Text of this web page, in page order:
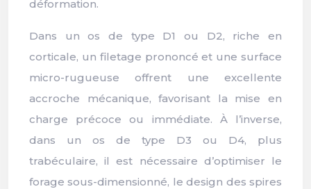
déformation.
Dans un os de type D1 ou D2, riche en
corticale, un filetage prononcé et une surface
micro-rugueuse offrent une excellente
accroche mécanique, favorisant la mise en
charge précoce ou immédiate. À l’inverse,
dans un os de type D3 ou D4, plus
trabéculaire, il est nécessaire d’optimiser le
forage sous-dimensionné, le design des spires